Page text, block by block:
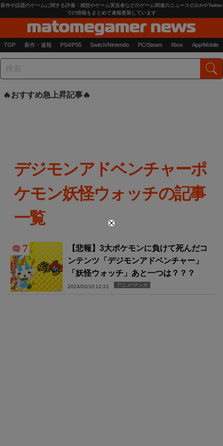
新作や話題のゲームに関する評価・感想やゲーム実況者などのゲーム関連のニュースの2chやTwitter
での情報をまとめて速報更新しています
TOP 新作・速報 PS4/PS5 Switch/Nintendo PC/Steam Xbox App/Mobile
おすすめ急上昇記事
デジモンアドベンチャーポ
ケモン妖怪ウォッチの記事
一覧
7
【悲報】3大ポケモンに負けて死んだコ
ンテンツ「デジモンアドベンチャー」
「妖怪ウォッチ」あと一つは？？？
2024/02/10 12:21 アニメ/マンガ